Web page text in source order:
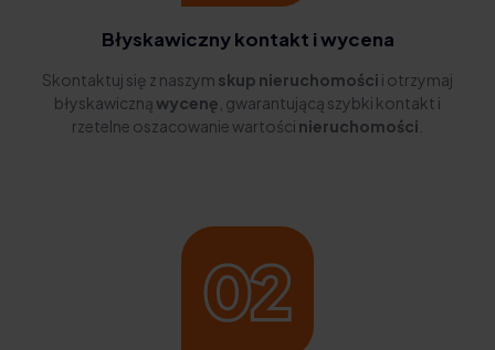
Błyskawiczny kontakt i wycena
Skontaktuj się z naszym skup nieruchomości i otrzymaj
błyskawicznąwycenę , gwarantującą szybki kontakt i
rzetelne oszacowanie wartości nieruchomości